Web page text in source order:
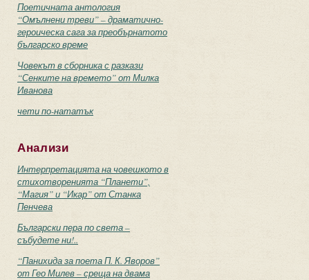
Поетичната антология
“Омълнени треви” – драматично-
героическа сага за преобърнатото
българско време
Човекът в сборника с разкази
“Сенките на времето” от Милка
Иванова
чети по-нататък
Анализи
Интерпретацията на човешкото в
стихотворенията “Планети”,
“Магия” и “Икар” от Станка
Пенчева
Български пера по света –
събудете ни!..
“Панихида за поета П. К. Яворов”
от Гео Милев – среща на двама